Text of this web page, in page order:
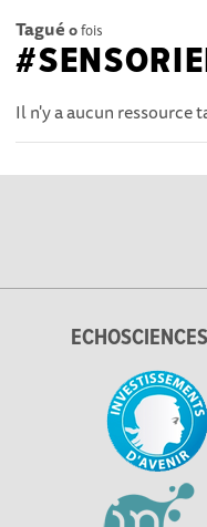
Tagué 0fois
Il n'y a aucun ressource